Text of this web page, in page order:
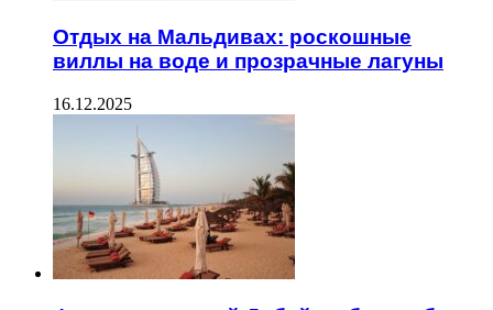
Отдых на Мальдивах: роскошные
виллы на воде и прозрачные лагуны
16.12.2025